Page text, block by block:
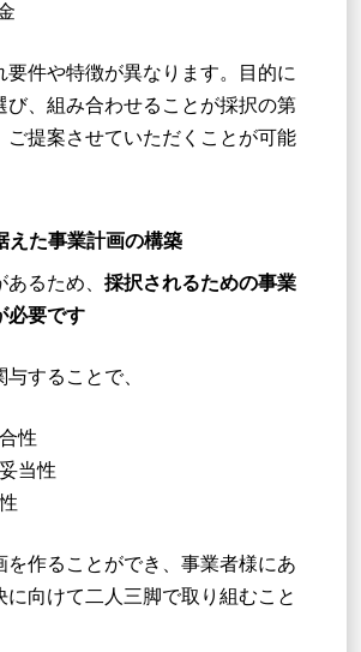
要件や特徴が異なります。目的に
び、組み合わせることが採択の第
ご提案させていただくことが可能
た事業計画の構築
るため、 採択されるための事業
必要です
することで、
性
当性
を作ることができ、事業者様にあ
に向けて二人三脚で取り組むこと